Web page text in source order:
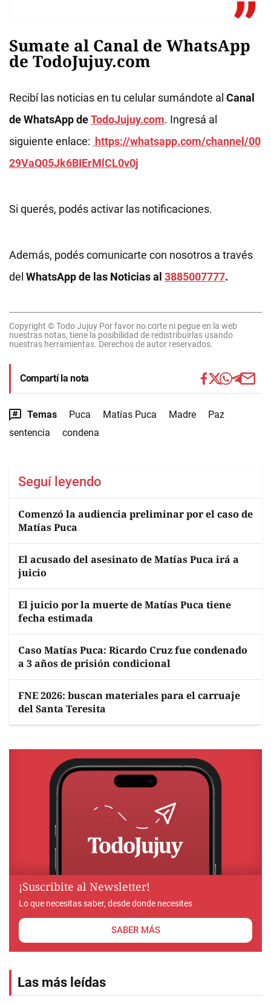
Sumate al Canal de WhatsApp
de TodoJujuy.com
Recibí las noticias en tu celular sumándote al Canal
de WhatsApp deTodoJujuy.com. Ingresá al
siguiente enlace: https://whatsapp.com/channel/00
29VaQ05Jk6BIErMlCL0v0j
Si querés, podés activar las notificaciones.
Además, podés comunicarte con nosotros a través
del WhatsApp de las Noticias al 3885007777.
Copyright © Todo Jujuy Por favor no corte ni pegue en la web
nuestras notas, tiene la posibilidad de redistribuirlas usando
nuestras herramientas. Derechos de autor reservados.
Compartí la nota
Temas Puca Matías Puca Madre
Paz
sentencia
condena
Seguí leyendo
Comenzó la audiencia preliminar por el caso de
Matías Puca
El acusado del asesinato de Matías Puca irá a
juicio
El juicio por la muerte de Matías Puca tiene
fecha estimada
Caso Matías Puca: Ricardo Cruz fue condenado
a 3 años de prisión condicional
FNE 2026: buscan materiales para el carruaje
del Santa Teresita
¡Suscribite al Newsletter!
Lo que necesitas saber, desde donde necesites
SABER MÁS
Las más leídas